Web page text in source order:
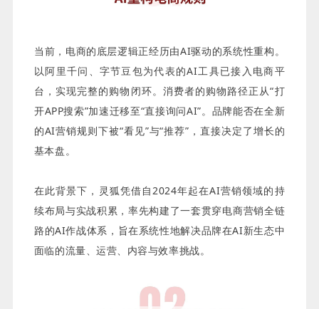
当前，电商的底层逻辑正经历由AI驱动的系统性重构。
以阿里千问、字节豆包为代表的AI工具已接入电商平
台，实现完整的购物闭环。消费者的购物路径正从“打
开APP搜索”加速迁移至“直接询问AI”。品牌能否在全新
的AI营销规则下被“看见”与“推荐”，直接决定了增长的
基本盘。
在此背景下，灵狐凭借自2024年起在AI营销领域的持
续布局与实战积累，率先构建了一套贯穿电商营销全链
路的AI作战体系，旨在系统性地解决品牌在AI新生态中
面临的流量、运营、内容与效率挑战。